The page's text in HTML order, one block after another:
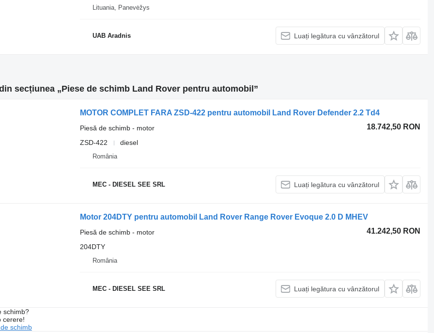
Lituania, Panevėžys
UAB Aradnis Luați legătura cu vânzătorul
secțiunea „Piese de schimb Land Rover pentru automobil”
MOTOR COMPLET FARA ZSD-422 pentru automobil Land Rover Defender 2.2 Td4
18.742,50 RON
Piesă de schimb - motor
ZSD-422
diesel
România
MEC - DIESEL SEE SRL Luați legătura cu vânzătorul
Motor 204DTY pentru automobil Land Rover Range Rover Evoque 2.0 D MHEV
41.242,50 RON
Piesă de schimb - motor
204DTY
România
MEC - DIESEL SEE SRL Luați legătura cu vânzătorul
schimb?
cerere!
schimb